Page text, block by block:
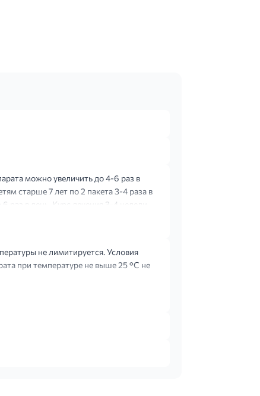
можно увеличить до 4-6 раз в
старше 7 лет по 2 пакета 3-4 раза в
раз в день. Курс лечения 3-4 недели.
не лимитируется. Условия
при температуре не выше 25 °С не